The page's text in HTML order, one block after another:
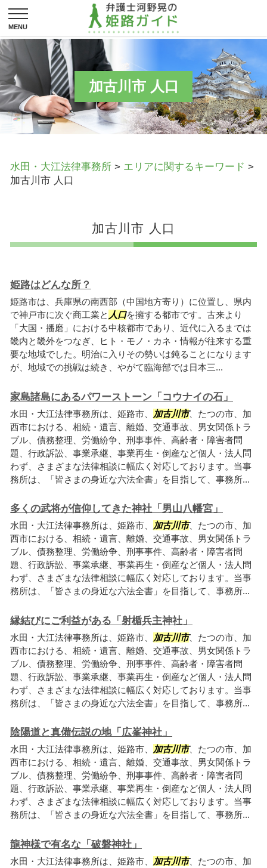
加古川市 人口
水田・大江法律事務所 > エリアに関するキーワード >
加古川市 人口
加古川市 人口
姫路はどんな所？
姫路市は、兵庫県の南西部（中国地方寄り）に位置し、県内
で神戸市に次ぐ商工業と 人口を擁する都市です。古来より
「大国・播磨」における中核都市であり、近代に入るまでは
畿内と畿外をつなぎ、ヒト・モノ・カネ・情報が往来する重
要な地域でした。明治に入りその勢いは鈍ることになります
が、地域での挑戦は続き、やがて臨海部では日本三...
家島諸島にあるパワーストーン「コウナイの石」
水田・大江法律事務所は、姫路市、 加古川市、たつの市、加
西市における、相続・遺言、離婚、交通事故、男女関係トラ
ブル、債務整理、労働紛争、刑事事件、高齢者・障害者問
題、行政訴訟、事業承継、事業再生・倒産など個人・法人問
わず、さまざまな法律相談に幅広く対応しております。当事
務所は、「皆さまの身近な六法全書」を目指して、事務所...
多くの武将が信仰してきた神社「男山八幡宮」
水田・大江法律事務所は、姫路市、 加古川市、たつの市、加
西市における、相続・遺言、離婚、交通事故、男女関係トラ
ブル、債務整理、労働紛争、刑事事件、高齢者・障害者問
題、行政訴訟、事業承継、事業再生・倒産など個人・法人問
わず、さまざまな法律相談に幅広く対応しております。当事
務所は、「皆さまの身近な六法全書」を目指して、事務所...
縁結びにご利益がある「射楯兵主神社」
水田・大江法律事務所は、姫路市、 加古川市、たつの市、加
西市における、相続・遺言、離婚、交通事故、男女関係トラ
ブル、債務整理、労働紛争、刑事事件、高齢者・障害者問
題、行政訴訟、事業承継、事業再生・倒産など個人・法人問
わず、さまざまな法律相談に幅広く対応しております。当事
務所は、「皆さまの身近な六法全書」を目指して、事務所...
陰陽道と真備伝説の地「広峯神社」
水田・大江法律事務所は、姫路市、 加古川市、たつの市、加
西市における、相続・遺言、離婚、交通事故、男女関係トラ
ブル、債務整理、労働紛争、刑事事件、高齢者・障害者問
題、行政訴訟、事業承継、事業再生・倒産など個人・法人問
わず、さまざまな法律相談に幅広く対応しております。当事
務所は、「皆さまの身近な六法全書」を目指して、事務所...
龍神様で有名な「破磐神社」
水田・大江法律事務所は、姫路市、 加古川市、たつの市、加